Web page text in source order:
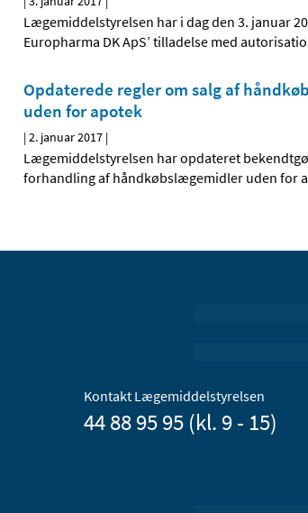
Lægemiddelstyrelsen har i dag den 3. januar
Europharma DK ApS’ tilladelse med
Opdaterede regler om salg af
uden for apotek
|2. januar 2017 |
Lægemiddelstyrelsen har opdateret
forhandling af håndkøbslægemidler uden for
Kontakt Lægemiddelstyrelsen
44 88 95 95 (kl. 9 - 15)